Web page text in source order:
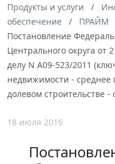
Продукты и услуги
обеспечение
ПРАЙМ
Постановление
Центрального округа от
делу N А09-523/2011
недвижимости - среднее
долевом строительстве
18 июля 2016